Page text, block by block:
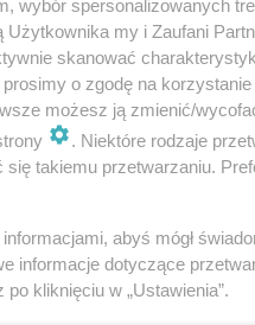
coraz chętniej ją
wybór spersonalizowanych
Użytkownika my i Zaufani
skanować
o zgodę na
możesz ją zmienić/
. Niektóre rodzaje
takiemu przetwarzaniu.
abyś mógł
informacje dotyczące
po kliknięciu w „Ustawienia”.